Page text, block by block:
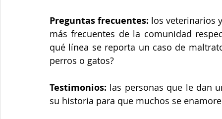
Preguntas frecuentes: los veterinarios
más frecuentes de la comunidad
qué línea se reporta un caso de
perros o gatos?
Testimonios: las personas que le dan
su historia para que muchos se